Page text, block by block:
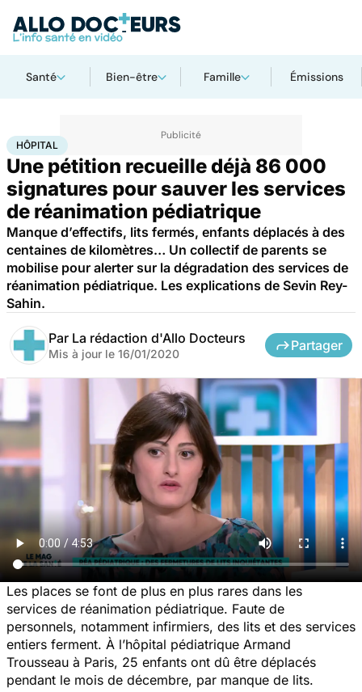
Santé Bien-être Famille Émissions
AccueilSanté
HÔPITAL
Une pétition recueille déjà 86 000
signatures pour sauver les services
de réanimation pédiatrique
Manque d’effectifs, lits fermés, enfants déplacés à des
centaines de kilomètres… Un collectif de parents se
mobilise pour alerter sur la dégradation des services de
réanimation pédiatrique. Les explications de Sevin Rey-
Sahin.
Par La rédaction d'Allo Docteurs
Mis à jour le 16/01/2020
Partager
Les places se font de plus en plus rares dans les
services de réanimation pédiatrique. Faute de
personnels, notamment infirmiers, des lits et des services
entiers ferment. À l’hôpital pédiatrique Armand
Trousseau à Paris, 25 enfants ont dû être déplacés
pendant le mois de décembre, par manque de lits.